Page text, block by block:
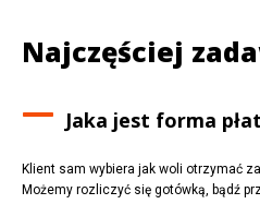
Najczęściej
Jaka jest forma
Klient sam wybiera jak woli otrzymać
Możemy rozliczyć się gotówką, bądź